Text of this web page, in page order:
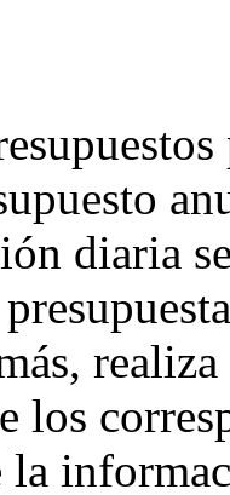
diaria
realiza
los
la